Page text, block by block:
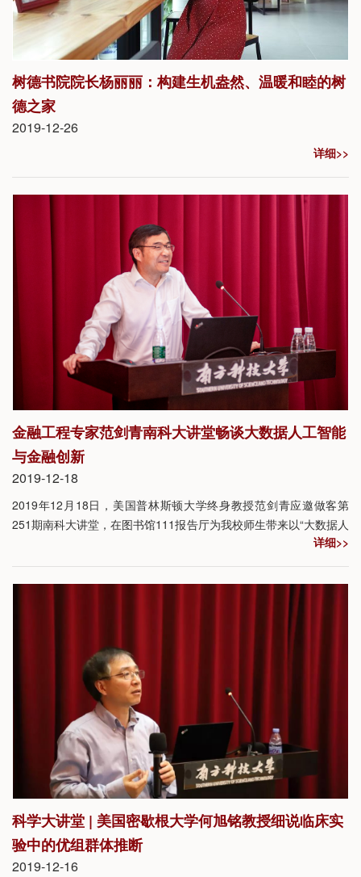
树德书院院长杨丽丽：构建生机盎然、温暖和睦的树
德之家
2019-12-26
详细>>
金融工程专家范剑青南科大讲堂畅谈大数据人工智能
与金融创新
2019-12-18
2019年12月18日，美国普林斯顿大学终身教授范剑青应邀做客第
251期南科大讲堂，在图书馆111报告厅为我校师生带来以“大数据人
工智能与金融创新”为主题的精彩报告。本期大讲堂由我校统计与数
据科学系主任邵启满主持。
详细>>
科学大讲堂 | 美国密歇根大学何旭铭教授细说临床实
验中的优组群体推断
2019-12-16